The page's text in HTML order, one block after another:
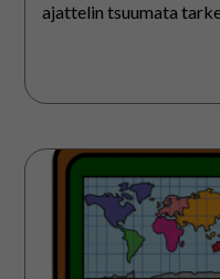
ajattelin tsuumata
Ajatuksia
ideoita
aihepiiritunneille